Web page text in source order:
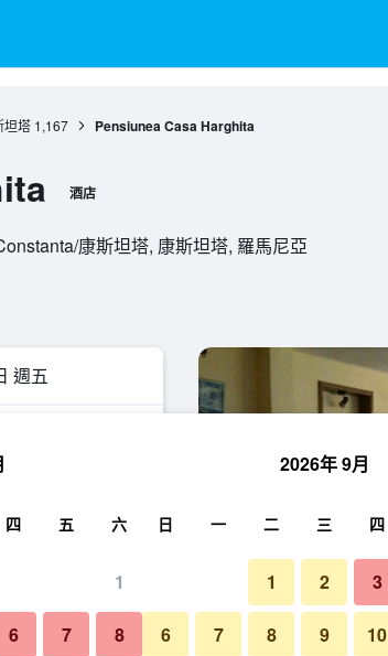
坦塔 1,167 Pensiunea Casa Harghita
酒店
康斯坦塔, 康斯坦塔, 羅馬尼亞
週五
四 五 六
1
6 7 8
2026年 9月
日 一 二 三 四
1 2 3
6 7 8 9 10